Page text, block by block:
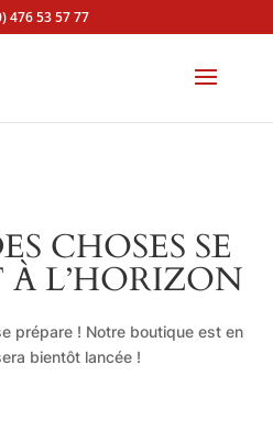
476 53 57 77
CHOSES SE
L’HORIZON
prépare ! Notre boutique est en
bientôt lancée !